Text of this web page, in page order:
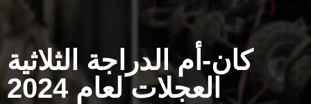
كان-أم الدراجة الثلاثية
العجلات لعام 2024